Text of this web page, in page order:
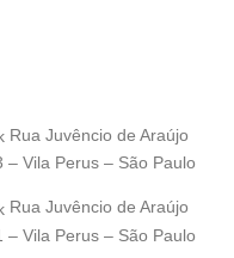
Rua Juvêncio de Araújo
– Vila Perus – São Paulo
Rua Juvêncio de Araújo
– Vila Perus – São Paulo